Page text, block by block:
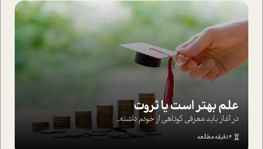
علم بهتر است یا ثروت
در آغاز باید معرفی کوتاهی از خودم داشته...
4 دقیقه مطالعه